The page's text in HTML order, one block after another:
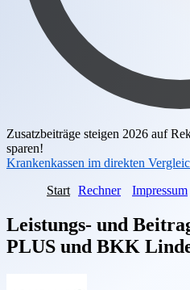
Zusatzbeiträge steigen 2026 auf
sparen!
Krankenkassen im direkten
Start Rechner Impressum
Leistungs- und
PLUS und BKK